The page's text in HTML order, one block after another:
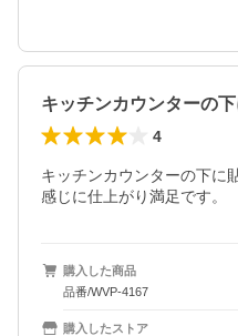
4
キッチンカウンターの下に
感じに仕上がり満足です。
購入した商品
品番/WVP-4167
購入したストア